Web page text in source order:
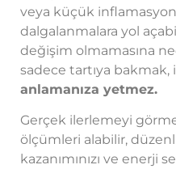
veya küçük
dalgalanmalara yol
değişim olmamasına
sadece tartıya
anlamanıza yetmez.
Gerçek ilerlemeyi
ölçümleri alabilir,
kazanımınızı ve enerji